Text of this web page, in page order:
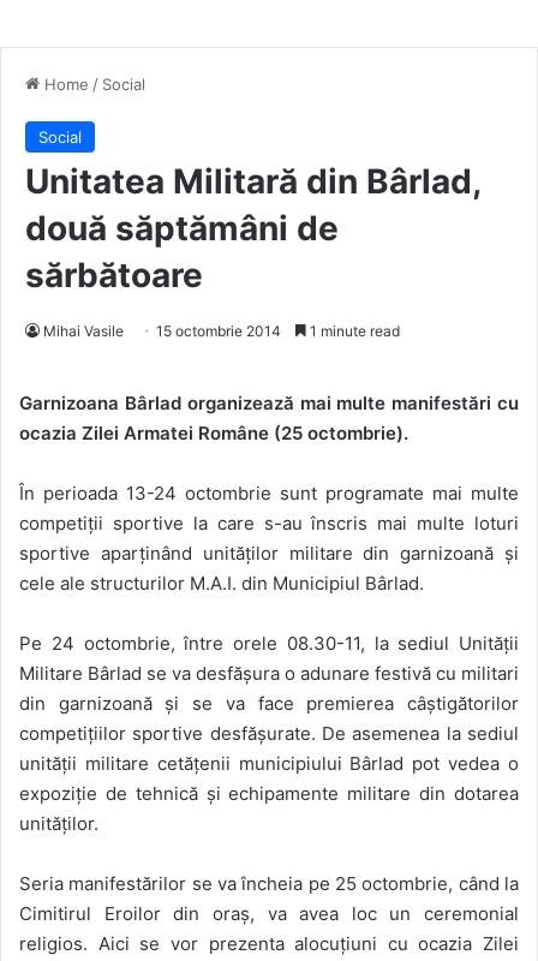
Home / Social
Social
Unitatea Militară din Bârlad,
două săptămâni de
sărbătoare
Mihai Vasile 15 octombrie 2014 1 minute read
Garnizoana Bârlad organizează mai multe manifestări cu
ocazia Zilei Armatei Române (25 octombrie).
În perioada 13-24 octombrie sunt programate mai multe
competiții sportive la care s-au înscris mai multe loturi
sportive aparținând unităților militare din garnizoană și
cele ale structurilor M.A.I. din Municipiul Bârlad.
Pe 24 octombrie, între orele 08.30-11, la sediul Unității
Militare Bârlad se va desfășura o adunare festivă cu militari
din garnizoană și se va face premierea câștigătorilor
competițiilor sportive desfășurate. De asemenea la sediul
unității militare cetățenii municipiului Bârlad pot vedea o
expoziție de tehnică și echipamente militare din dotarea
unităților.
Seria manifestărilor se va încheia pe 25 octombrie, când la
Cimitirul Eroilor din oraș, va avea loc un ceremonial
religios. Aici se vor prezenta alocuțiuni cu ocazia Zilei